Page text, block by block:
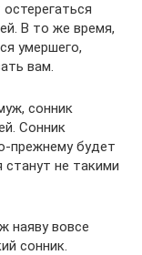
В то же время,
умершего,
вам.
сонник
Сонник
прежнему будет
не такими
наяву вовсе
сонник.